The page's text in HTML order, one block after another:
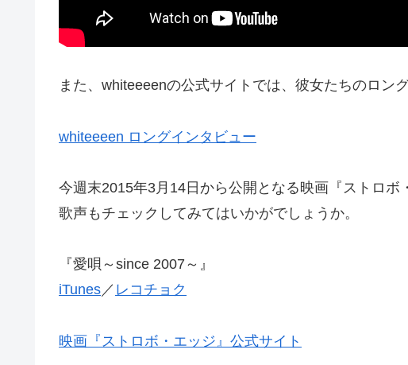
また、whiteeeenの公式サイトでは、彼女たちのロン
whiteeeen ロングインタビュー
今週末2015年3月14日から公開となる映画『ストロ
歌声もチェックしてみてはいかがでしょうか。
『愛唄～since 2007～』
iTunes／ レコチョク
映画『ストロボ・エッジ』公式サイト